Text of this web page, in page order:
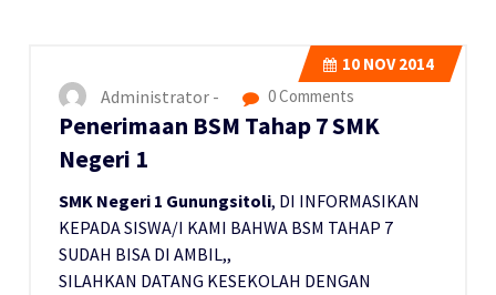
10 NOV 2014
Administrator - 0 Comments
Penerimaan BSM Tahap 7 SMK
Negeri 1
SMK Negeri 1 Gunungsitoli, DI INFORMASIKAN
KEPADA SISWA/I KAMI BAHWA BSM TAHAP 7
SUDAH BISA DI AMBIL,,
SILAHKAN DATANG KESEKOLAH DENGAN